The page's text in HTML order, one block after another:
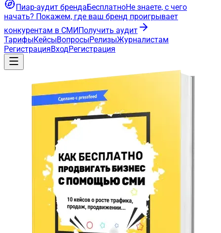
Пиар-аудит брендаБесплатноНе знаете, с чего
начать? Покажем, где ваш бренд проигрывает
конкурентам в СМИПолучить аудит
ТарифыКейсыВопросыРелизыЖурналистам
РегистрацияВходРегистрация